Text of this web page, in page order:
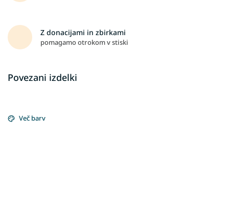
Z donacijami in zbirkami
pomagamo otrokom v stiski
Povezani izdelki
Več barv